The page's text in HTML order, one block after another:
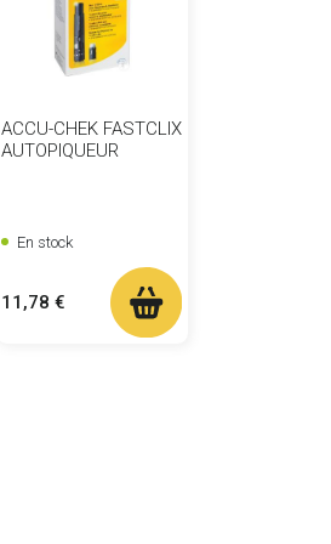
ACCU-CHEK FASTCLIX
AUTOPIQUEUR
En stock
Prix
11,78 €